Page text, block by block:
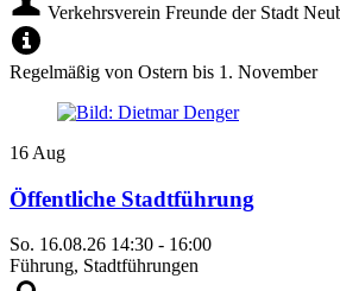
Verkehrsverein Freunde der Stadt
Regelmäßig von Ostern bis 1. November
16 Aug
Öffentliche Stadtführung
So. 16.08.26 14:30 - 16:00
Führung, Stadtführungen